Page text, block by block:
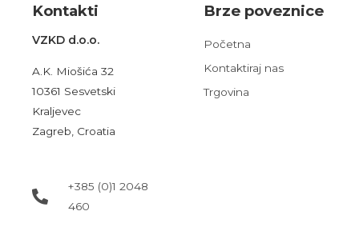
Kontakti
VZKD d.o.o.
A.K. Miošića 32
10361 Sesvetski
Kraljevec
Zagreb, Croatia
+385 (0)1 2048
460
Brze poveznice
Početna
Kontaktiraj nas
Trgovina